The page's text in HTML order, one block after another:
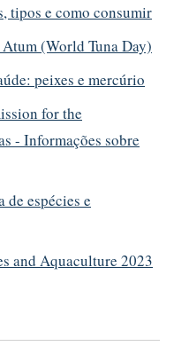
tipos e como consumir
(World Tuna Day)
peixes e mercúrio
for the
- Informações sobre
de espécies e
and Aquaculture 2023